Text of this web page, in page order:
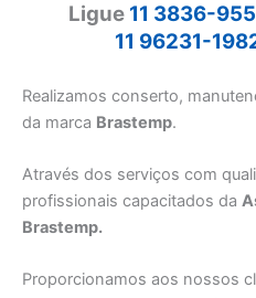
Ligue 11 3836-
11 96231-
Realizamos conserto,
da marca Brastemp.
Através dos serviços com
profissionais capacitados da
Brastemp.
Proporcionamos aos nossos